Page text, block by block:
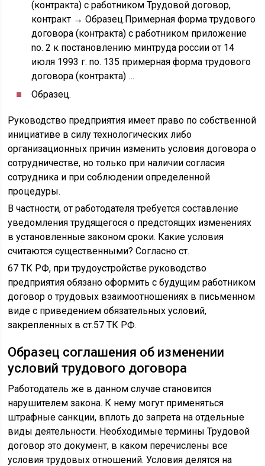
(контракта) с работником Трудовой договор,
контракт → Образец.Примерная форма трудового
договора (контракта) с работником приложение
nо. 2 к постановлению минтруда россии от 14
июля 1993 г. nо. 135 примерная форма трудового
договора (контракта) …
Образец.
Руководство предприятия имеет право по собственной
инициативе в силу технологических либо
организационных причин изменить условия договора о
сотрудничестве, но только при наличии согласия
сотрудника и при соблюдении определенной
процедуры.
В частности, от работодателя требуется составление
уведомления трудящегося о предстоящих изменениях
в установленные законом сроки. Какие условия
считаются существенными? Согласно ст.
67 ТК РФ, при трудоустройстве руководство
предприятия обязано оформить с будущим работником
договор о трудовых взаимоотношениях в письменном
виде с приведением обязательных условий,
закрепленных в ст.57 ТК РФ.
Образец соглашения об изменении
условий трудового договора
Работодатель же в данном случае становится
нарушителем закона. К нему могут применяться
штрафные санкции, вплоть до запрета на отдельные
виды деятельности. Необходимые термины Трудовой
договор это документ, в каком перечислены все
условия трудовых отношений. Условия делятся на